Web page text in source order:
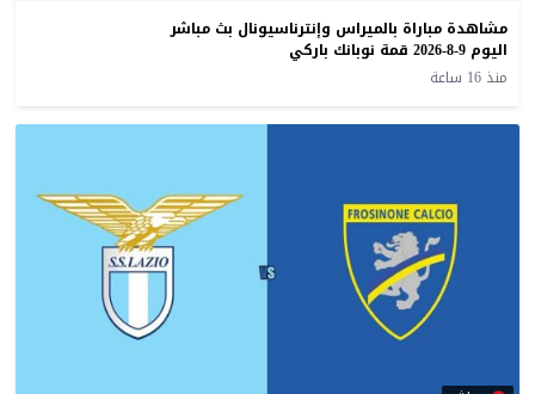
مشاهدة مباراة بالميراس وإنترناسيونال بث مباشر
اليوم 9-8-2026 قمة نوبانك باركي
منذ 16 ساعة